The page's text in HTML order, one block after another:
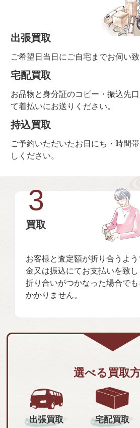
出張買取
ご希望日当日にご自宅までお伺い致
宅配買取
お品物と身分証のコピー・振込先
て着払いにお送りください。
持込買取
ご予約いただいたお日にち・時間
しください。
3
買取
お客様と査定額が折り合うよ
金又は振込にてお支払いを致し
折り合いがつかなった場合で
かかりません。
選べる買取
出張買取 宅配買取